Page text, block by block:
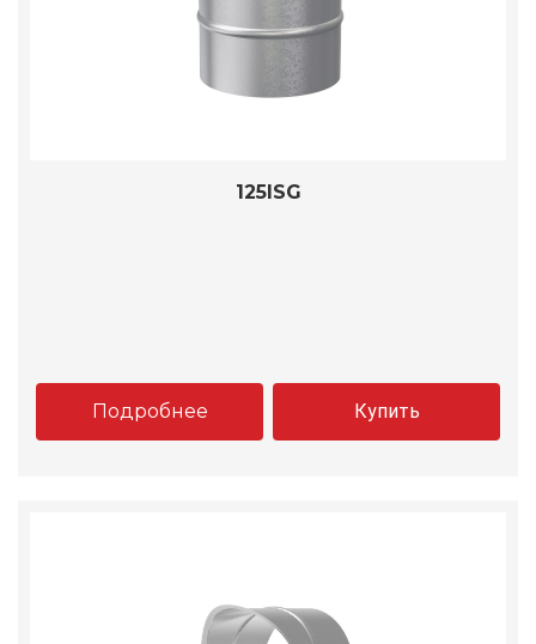
125ISG
Подробнее Купить